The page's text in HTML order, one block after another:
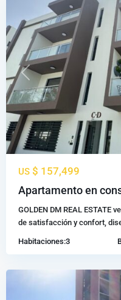
Previous
US $ 157,499
Apartamento en
GOLDEN DM REAL ESTATE
de satisfacción y confort,
Habitaciones:3
av
los